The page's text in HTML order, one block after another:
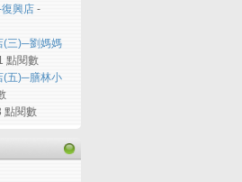
復興店 -
(三)─劉媽媽
點閱數
(五)─膳林小
點閱數